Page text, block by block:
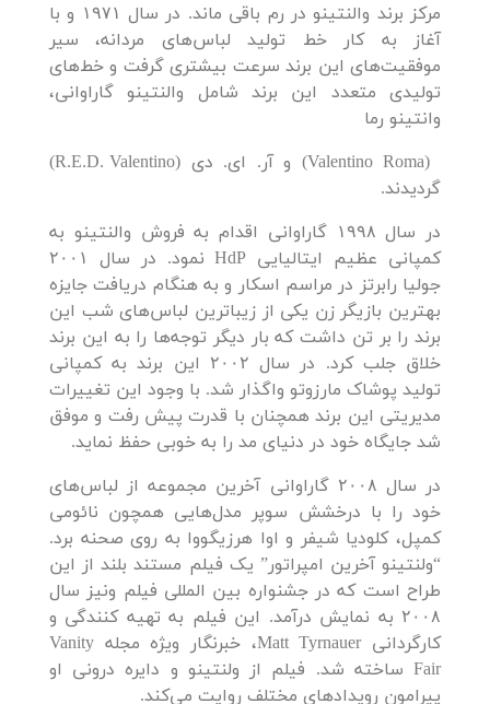
مرکز برند والنتینو در رم باقی ماند. در سال ۱۹۷۱ و با
آغاز به کار خط تولید لباس‌های مردانه، سیر
موفقیت‌های این برند سرعت بیشتری گرفت و خط‌های
تولیدی متعدد این برند شامل والنتینو گاراوانی،
وانتینو رما
(Valentino Roma) و آر. ای. دی (R.E.D. Valentino)
گردیدند.
در سال ۱۹۹۸ گاراوانی اقدام به فروش والنتینو به
کمپانی عظیم ایتالیایی HdP نمود. در سال ۲۰۰۱
جولیا رابرتز در مراسم اسکار و به هنگام دریافت جایزه
بهترین بازیگر زن یکی از زیباترین لباس‌های شب این
برند را بر تن داشت که بار دیگر توجه‌ها را به این برند
خلاق جلب کرد. در سال ۲۰۰۲ این برند به کمپانی
تولید پوشاک مارزوتو واگذار شد. با وجود این تغییرات
مدیریتی این برند همچنان با قدرت پیش رفت و موفق
شد جایگاه خود در دنیای مد را به خوبی حفظ نماید.
در سال ۲۰۰۸ گاراوانی آخرین مجموعه از لباس‌های
خود را با درخشش سوپر مدل‌هایی همچون نائومی
کمپل، کلودیا شیفر و اوا هرزیگووا به روی صحنه برد.
“ولنتینو آخرین امپراتور” یک فیلم مستند بلند از این
طراح است که در جشنواره بین المللی فیلم ونیز سال
۲۰۰۸ به نمایش درآمد. این فیلم به تهیه کنندگی و
کارگردانی Matt Tyrnauer، خبرنگار ویژه مجله Vanity
Fair ساخته شد. فیلم از ولنتینو و دایره درونی او
پیرامون رویدادهای مختلف روایت می‌کند.